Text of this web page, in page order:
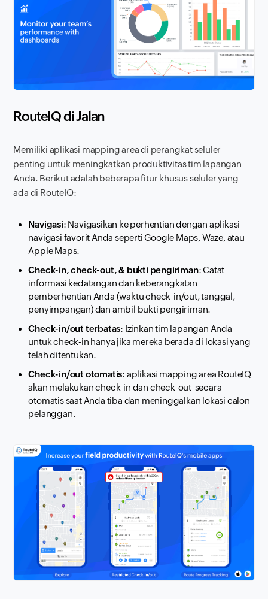
RouteIQ di Jalan
Memiliki aplikasi mappingarea di perangkat seluler
penting untuk meningkatkan produktivitas tim lapangan
Anda. Berikut adalah beberapa fitur khusus seluler yang
ada di RouteIQ:
Navigasi: Navigasikan ke perhentian dengan aplikasi
navigasi favorit Anda seperti Google Maps, Waze, atau
Apple Maps.
Check-in, check-out, & bukti pengiriman: Catat
informasi kedatangan dan keberangkatan
pemberhentian Anda (waktu check-in/out, tanggal,
penyimpangan) dan ambil bukti pengiriman.
Check-in/out terbatas: Izinkan tim lapangan Anda
untuk check-in hanya jika mereka berada di lokasi yang
telah ditentukan.
Check-in/out otomatis: aplikasi mappingarea RouteIQ
akan melakukan check-in dan check-out secara
otomatis saat Anda tiba dan meninggalkan lokasi calon
pelanggan.